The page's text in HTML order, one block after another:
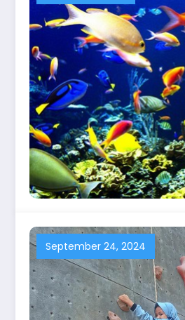
September 24, 2024